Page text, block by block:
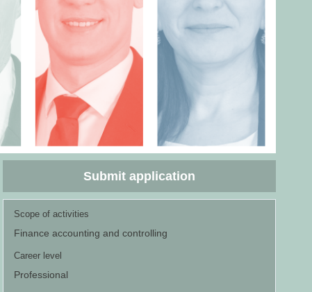
Submit application
Scope of activities
Finance accounting and controlling
Career level
Professional